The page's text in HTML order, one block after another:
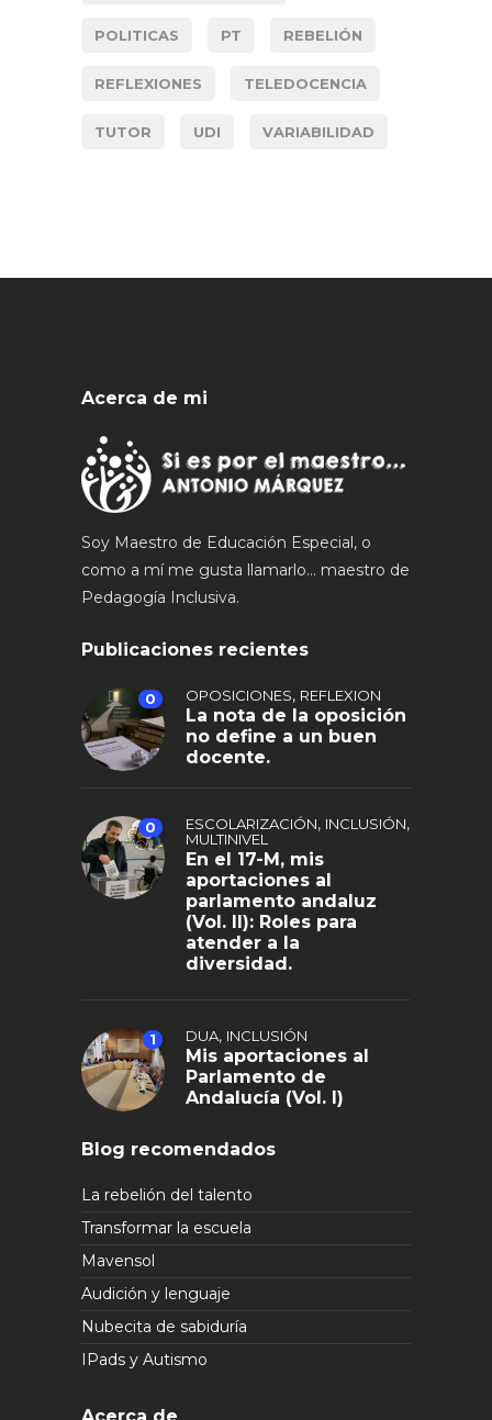
POLITICAS PT REBELIÓN
REFLEXIONES TELEDOCENCIA
TUTOR UDI VARIABILIDAD
Acerca de mi
Soy Maestro de Educación Especial, o
como a mí me gusta llamarlo... maestro de
Pedagogía Inclusiva.
Publicaciones recientes
0 OPOSICIONES, REFLEXION
La nota de la oposición
no define a un buen
docente.
0 ESCOLARIZACIÓN, INCLUSIÓN,
MULTINIVEL
En el 17-M, mis
aportaciones al
parlamento andaluz
(Vol. II): Roles para
atender a la
diversidad.
1 DUA, INCLUSIÓN
Mis aportaciones al
Parlamento de
Andalucía (Vol. I)
Blog recomendados
La rebelión del talento
Transformar la escuela
Mavensol
Audición y lenguaje
Nubecita de sabiduría
IPads y Autismo